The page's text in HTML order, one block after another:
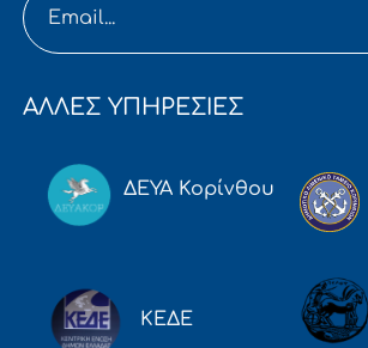
ΑΛΛΕΣ ΥΠΗΡΕΣΙΕΣ
ΔΕΥΑ Κορίνθου
ΚΕΔΕ